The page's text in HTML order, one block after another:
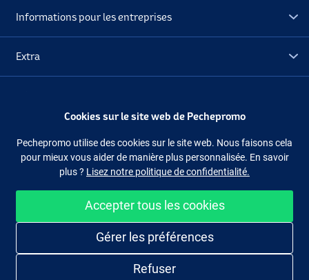
Informations pour les entreprises
Extra
Suivez-nous Facebook Instagram
Cookies sur le site web de Pechepromo
Pechepromo utilise des cookies sur le site web. Nous faisons cela
pour mieux vous aider de manière plus personnalisée. En savoir
plus ? Lisez notre politique de confidentialité.
Accepter tous les cookies
Gérer les préférences
Refuser